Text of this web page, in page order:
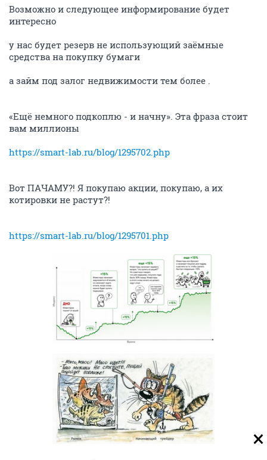
Возможно и следующее информирование будет
интересно
у нас будет резерв не использующий заёмные
средства на покупку бумаги
а займ под залог недвижимости тем более .
«Ещё немного подкоплю - и начну». Эта фраза стоит
вам миллионы
https://smart-lab.ru/blog/1295702.php
Вот ПАЧАМУ?! Я покупаю акции, покупаю, а их
котировки не растут?!
https://smart-lab.ru/blog/1295701.php